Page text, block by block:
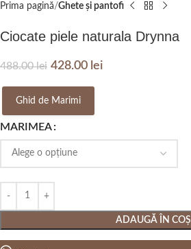
Prima pagină Ghete și pantofi
Ciocate piele naturala Drynna
488.00lei 428.00 lei
Ghid de Marimi
MARIMEA
ADAUGĂ ÎN COȘ